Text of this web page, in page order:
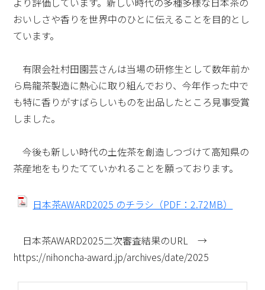
おいしさや香りを世界中のひとに伝えることを目的とし
ています。
有限会社村田園芸さんは当場の研修生として数年前か
ら烏龍茶製造に熱心に取り組んでおり、今年作った中で
も特に香りがすばらしいものを出品したところ見事受賞
しました。
今後も新しい時代の土佐茶を創造しつづけて高知県の
茶産地をもりたてていかれることを願っております。
日本茶AWARD2025 のチラシ（PDF：2.72MB）
日本茶AWARD2025二次審査結果のURL →
https://nihoncha-award.jp/archives/date/2025